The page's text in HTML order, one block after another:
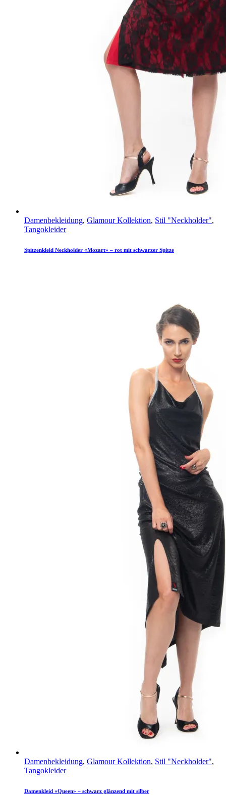
Damenbekleidung, Glamour Kollektion, Stil "Neckholder",
Tangokleider
Spitzenkleid Neckholder «Mozart» – rot mit schwarzer Spitze
Damenbekleidung, Glamour Kollektion, Stil "Neckholder",
Tangokleider
Damenkleid «Queen» – schwarz glänzend mit silber